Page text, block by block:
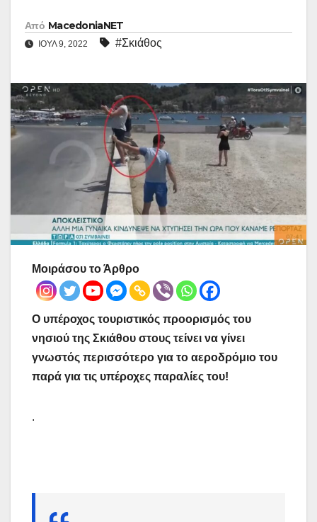
Από MacedoniaNET
ΙΟΎΛ 9, 2022 #Σκιάθος
Μοιράσου το Άρθρο
Ο υπέροχος τουριστικός προορισμός του
νησιού της Σκιάθου στους τείνει να γίνει
γνωστός περισσότερο για το αεροδρόμιο του
παρά για τις υπέροχες παραλίες του!
.